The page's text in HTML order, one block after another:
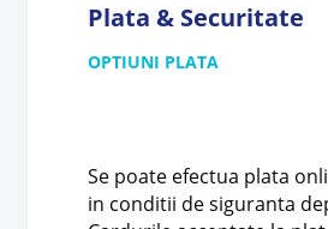
Plata & Securitate
OPTIUNI PLATA
Se poate efectua plata
in conditii de siguranta